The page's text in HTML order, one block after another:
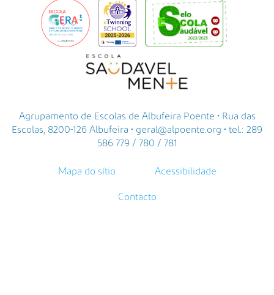
Agrupamento de Escolas de Albufeira Poente • Rua das
Escolas, 8200-126 Albufeira • geral@alpoente.org • tel.: 289
586 779 / 780 / 781
Mapa do sítio Acessibilidade
Contacto